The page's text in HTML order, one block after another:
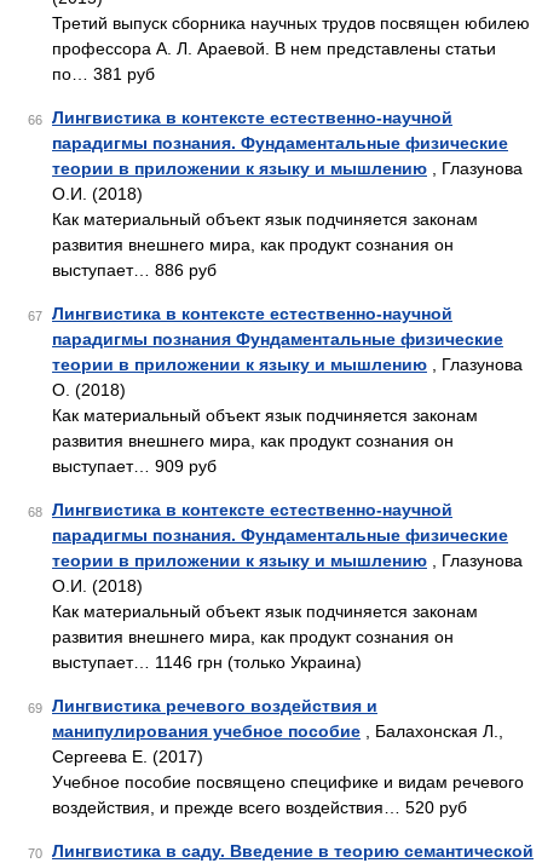
Третий выпуск сборника научных трудов посвящен юбилею
профессора А. Л. Араевой. В нем представлены статьи
по… 381 руб
66
Лингвистика в контексте естественно-научной
парадигмы познания. Фундаментальные физические
теории в приложении к языку и мышлению , Глазунова
О.И. (2018)
Как материальный объект язык подчиняется законам
развития внешнего мира, как продукт сознания он
выступает… 886 руб
67
Лингвистика в контексте естественно-научной
парадигмы познания Фундаментальные физические
теории в приложении к языку и мышлению , Глазунова
О. (2018)
Как материальный объект язык подчиняется законам
развития внешнего мира, как продукт сознания он
выступает… 909 руб
68
Лингвистика в контексте естественно-научной
парадигмы познания. Фундаментальные физические
теории в приложении к языку и мышлению , Глазунова
О.И. (2018)
Как материальный объект язык подчиняется законам
развития внешнего мира, как продукт сознания он
выступает… 1146 грн (только Украина)
69
Лингвистика речевого воздействия и
манипулирования учебное пособие , Балахонская Л.,
Сергеева Е. (2017)
Учебное пособие посвящено специфике и видам речевого
воздействия, и прежде всего воздействия… 520 руб
70
Лингвистика в саду. Введение в теорию семантической